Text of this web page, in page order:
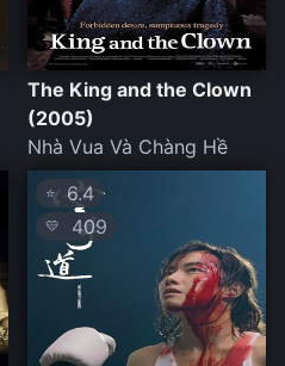
The King and the Clown
(2005)
Nhà Vua Và Chàng Hề
⭐6.4
💛 409